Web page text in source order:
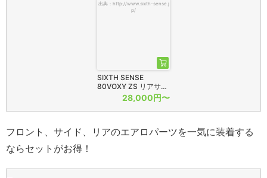
出典：http://www.sixth-sense.j
p/
SIXTH SENSE
80VOXY ZS リアサ…
28,000円〜
フロント、サイド、リアのエアロパーツを一気に装着する
ならセットがお得！